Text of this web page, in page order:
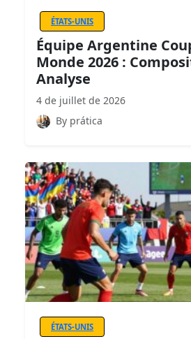
ÉTATS-UNIS
Équipe Argentine
Monde 2026 :
Analyse
4 de juillet de 2026
By prática
ÉTATS-UNIS